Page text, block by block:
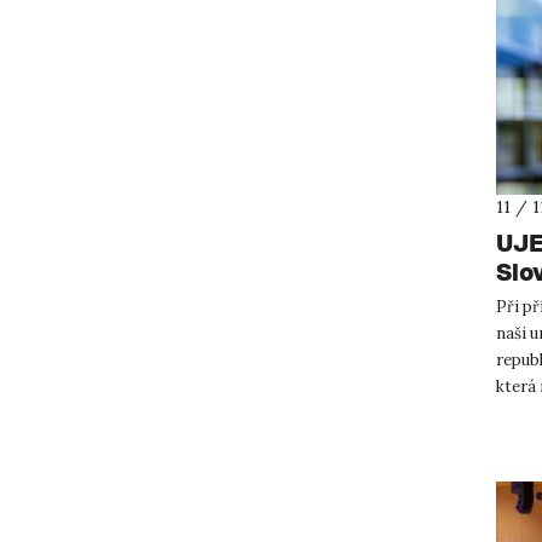
11 /
Při
naši
která